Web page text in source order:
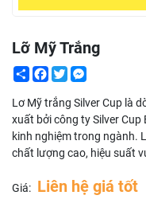
Lỡ Mỹ Trắng
ShareFacebook
Twitter
Lơ Mỹ trắng Silver Cup là
xuất bởi công ty Silver
kinh nghiệm trong ngành.
chất lượng cao, hiệu suất
Giá: Liên hệ giá tốt